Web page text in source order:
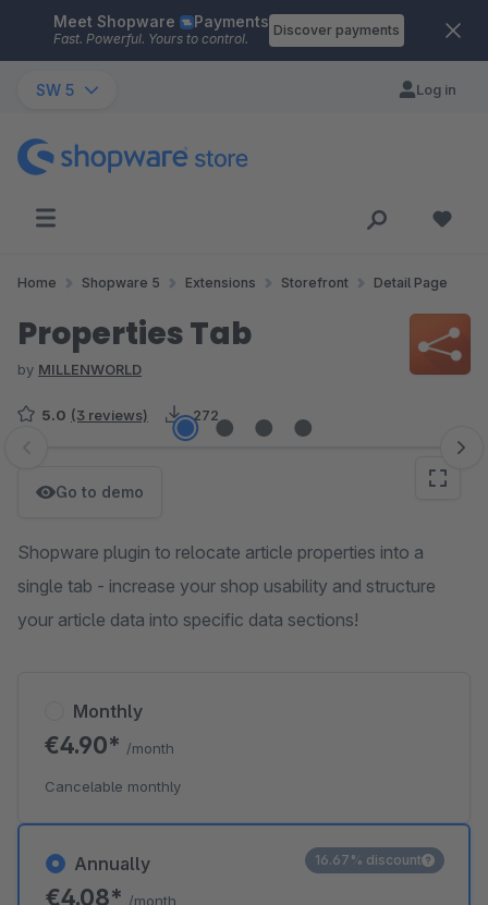
Skip to main content
Meet Shopware Payments
Fast. Powerful. Yours to control.
Discover payments
SW 5 Log in
Home Shopware 5 Extensions Storefront Detail Page
Properties Tab
by MILLENWORLD
5.0 (3 reviews) 272
Skip image gallery
Go to demo
Shopware plugin to relocate article properties into a
single tab - increase your shop usability and structure
your article data into specific data sections!
Annually
€4.08* /month
16.67% discount
Monthly
€4.90* /month
Cancelable monthly